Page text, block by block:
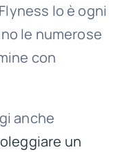
lo è ogni
le numerose
con
anche
un